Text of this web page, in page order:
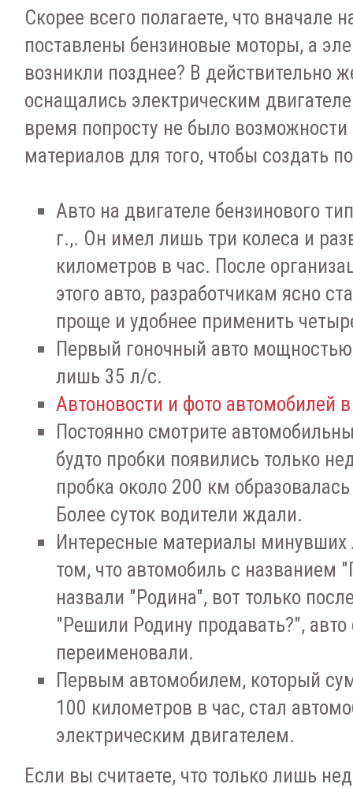
Скорее всего полагаете, что вначале
поставлены бензиновые моторы, а
возникли позднее? В действительно
оснащались электрическим
время попросту не было возможности
материалов для того, чтобы создать
Авто на двигателе бензинового
г.,. Он имел лишь три колеса и
километров в час. После
этого авто, разработчикам ясно
проще и удобнее применить
Первый гоночный авто
лишь 35 л/с.
Автоновости и фото автомобилей
Постоянно смотрите
будто пробки появились только
пробка около 200 км
Более суток водители ждали.
Интересные материалы минувших
том, что автомобиль с названием
назвали "Родина", вот только
"Решили Родину продавать?", авто
переименовали.
Первым автомобилем, который
100 километров в час, стал
электрическим двигателем.
Если вы считаете, что только лишь